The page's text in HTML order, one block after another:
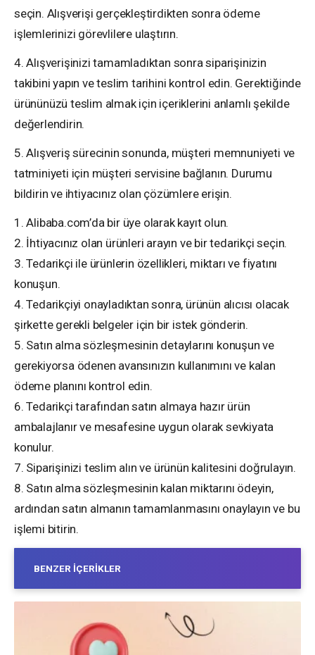
seçin. Alışverişi gerçekleştirdikten sonra ödeme
işlemlerinizi görevlilere ulaştırın.
4. Alışverişinizi tamamladıktan sonra siparişinizin
takibini yapın ve teslim tarihini kontrol edin. Gerektiğinde
ürününüzü teslim almak için içeriklerini anlamlı şekilde
değerlendirin.
5. Alışveriş sürecinin sonunda, müşteri memnuniyeti ve
tatminiyeti için müşteri servisine bağlanın. Durumu
bildirin ve ihtiyacınız olan çözümlere erişin.
1. Alibaba.com’da bir üye olarak kayıt olun.
2. İhtiyacınız olan ürünleri arayın ve bir tedarikçi seçin.
3. Tedarikçi ile ürünlerin özellikleri, miktarı ve fiyatını
konuşun.
4. Tedarikçiyi onayladıktan sonra, ürünün alıcısı olacak
şirkette gerekli belgeler için bir istek gönderin.
5. Satın alma sözleşmesinin detaylarını konuşun ve
gerekiyorsa ödenen avansınızın kullanımını ve kalan
ödeme planını kontrol edin.
6. Tedarikçi tarafından satın almaya hazır ürün
ambalajlanır ve mesafesine uygun olarak sevkiyata
konulur.
7. Siparişinizi teslim alın ve ürünün kalitesini doğrulayın.
8. Satın alma sözleşmesinin kalan miktarını ödeyin,
ardından satın almanın tamamlanmasını onaylayın ve bu
işlemi bitirin.
BENZER İÇERIKLER